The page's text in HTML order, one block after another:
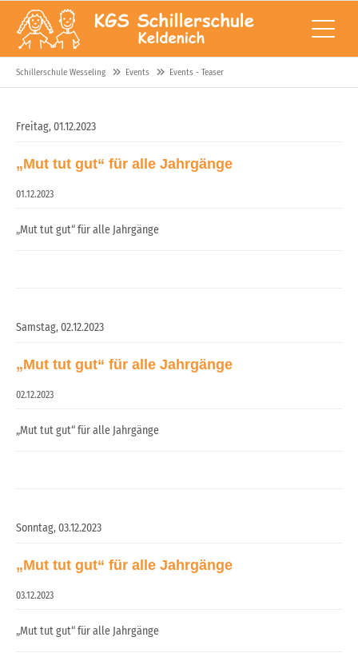
Schillerschule Wesseling Events Events - Teaser
Freitag,01.12.2023
„Mut tut gut“ für alle Jahrgänge
01.12.2023
„Mut tut gut“ für alle Jahrgänge
Samstag,02.12.2023
„Mut tut gut“ für alle Jahrgänge
02.12.2023
„Mut tut gut“ für alle Jahrgänge
Sonntag,03.12.2023
„Mut tut gut“ für alle Jahrgänge
03.12.2023
„Mut tut gut“ für alle Jahrgänge